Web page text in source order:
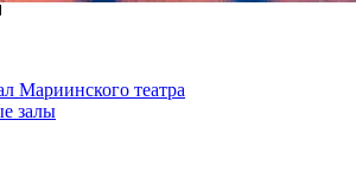
Мариинского театра
залы